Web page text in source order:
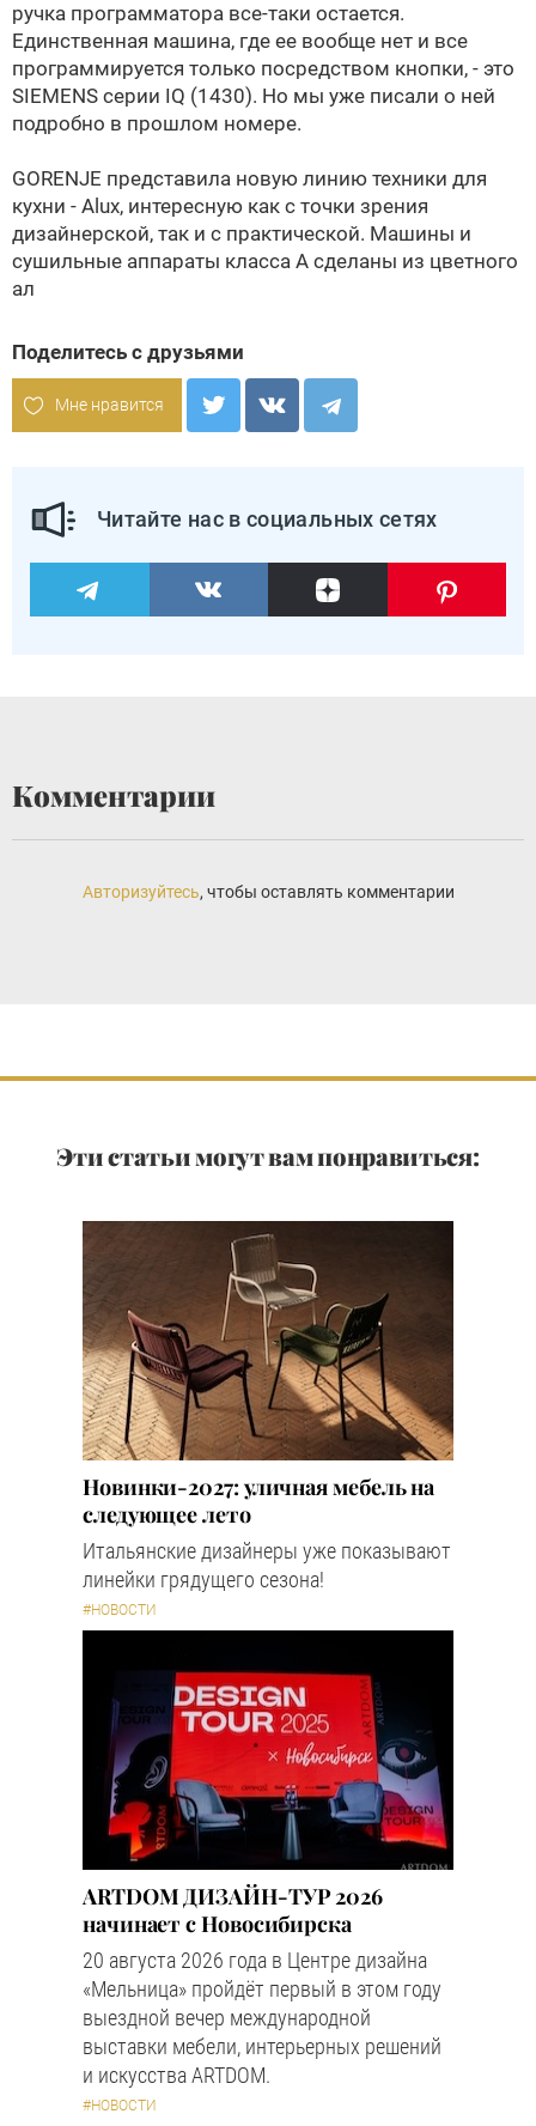
ручка программатора все-таки остается.
Единственная машина, где ее вообще нет и все
программируется только посредством кнопки, - это
SIEMENS серии IQ (1430). Но мы уже писали о ней
подробно в прошлом номере.
GORENJE представила новую линию техники для
кухни - Alux, интересную как с точки зрения
дизайнерской, так и с практической. Машины и
сушильные аппараты класса А сделаны из цветного
ал
Поделитесь с друзьями
Мне нравится
Читайте нас в социальных сетях
Комментарии
Авторизуйтесь, чтобы оставлять комментарии
Эти статьи могут вам понравиться:
Новинки-2027: уличная мебель на
следующее лето
Итальянские дизайнеры уже показывают
линейки грядущего сезона!
#НОВОСТИ
ARTDOM ДИЗАЙН-ТУР 2026
начинает с Новосибирска
20 августа 2026 года в Центре дизайна
«Мельница» пройдёт первый в этом году
выездной вечер международной
выставки мебели, интерьерных решений
и искусства ARTDOM.
#НОВОСТИ